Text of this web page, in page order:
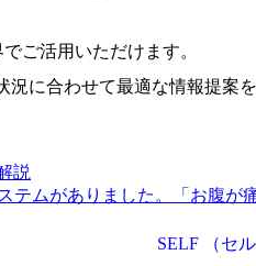
ご活用いただけます。
に合わせて最適な情報提案
説
ムがありました。「お腹
SELF （セ